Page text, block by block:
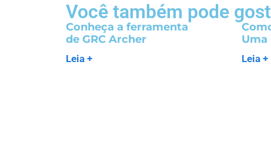
Você também pode
Conheça a ferramenta
de GRC Archer
Leia +
Uma
Leia +